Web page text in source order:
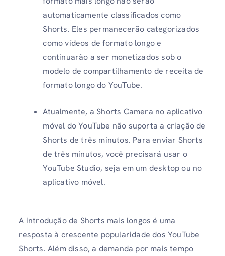
automaticamente classificados como
Shorts. Eles permanecerão categorizados
como vídeos de formato longo e
continuarão a ser monetizados sob o
modelo de compartilhamento de receita de
formato longo do YouTube.
Atualmente, a Shorts Camera no aplicativo
móvel do YouTube não suporta a criação de
Shorts de três minutos. Para enviar Shorts
de três minutos, você precisará usar o
YouTube Studio, seja em um desktop ou no
aplicativo móvel.
A introdução de Shorts mais longos é uma
resposta à crescente popularidade dos YouTube
Shorts. Além disso, a demanda por mais tempo